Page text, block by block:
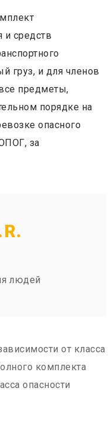
и средств
груз, и для членов
предметы,
порядке на
опасного
за
людей
от класса
комплекта
опасности